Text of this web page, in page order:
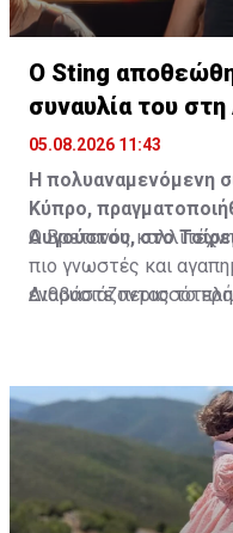
Ο Sting
συναυλία του
05.08.2026 11:43
Η πολυαναμενόμενη
Κύπρο,
Αυγούστου, στο
Ο Βρετανός
πιο γνωστές και
ενθουσιάζοντας το
Διαβάστε